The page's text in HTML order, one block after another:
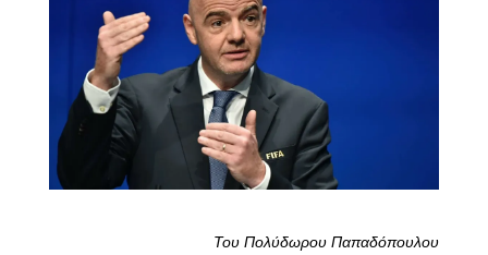
Του Πολύδωρου Παπαδόπουλου